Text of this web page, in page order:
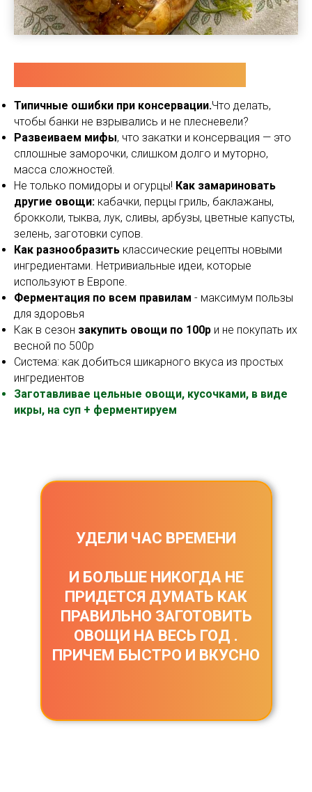
Типичные ошибки при консервации.Что делать,
чтобы банки не взрывались и не плесневели?
Развеиваем мифы, что закатки и консервация — это
сплошные заморочки, слишком долго и муторно,
масса сложностей.
Не только помидоры и огурцы! Как замариновать
другие овощи: кабачки, перцы гриль, баклажаны,
брокколи, тыква, лук, сливы, арбузы, цветные капусты,
зелень, заготовки супов.
Как разнообразить классические рецепты новыми
ингредиентами. Нетривиальные идеи, которые
используют в Европе.
Ферментация по всем правилам - максимум пользы
для здоровья
Как в сезон закупить овощи по 100р и не покупать их
весной по 500р
Система: как добиться шикарного вкуса из простых
ингредиентов
Заготавливае цельные овощи, кусочками, в виде
икры, на суп + ферментируем
УДЕЛИ ЧАС ВРЕМЕНИ
И БОЛЬШЕ НИКОГДА НЕ
ПРИДЕТСЯ ДУМАТЬ КАК
ПРАВИЛЬНО ЗАГОТОВИТЬ
ОВОЩИ НА ВЕСЬ ГОД .
ПРИЧЕМ БЫСТРО И ВКУСНО